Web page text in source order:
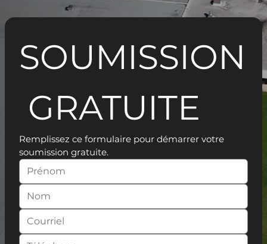
SOUMISSION
GRATUITE
Remplissez ce formulaire pour démarrer votre
soumission gratuite.